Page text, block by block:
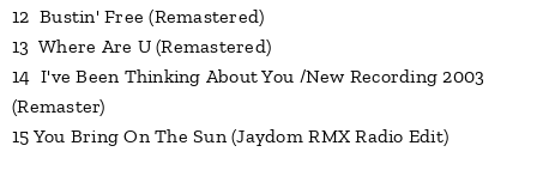
12 Bustin' Free (Remastered)
13 Where Are U (Remastered)
14 I've Been Thinking About You /New Recording 2003
(Remaster)
15 You Bring On The Sun (Jaydom RMX Radio Edit)